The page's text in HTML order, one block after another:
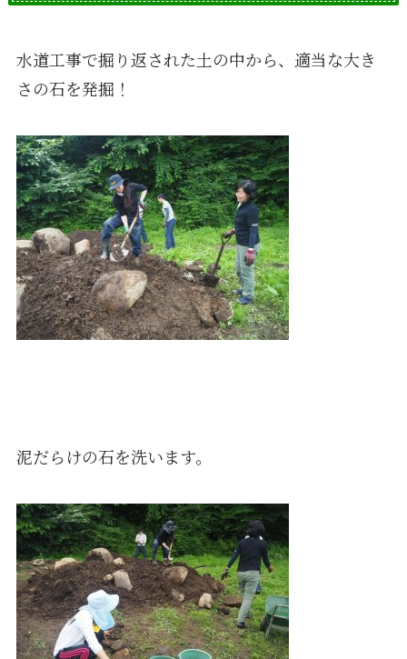
水道工事で掘り返された土の中から、適当な大き
さの石を発掘！
泥だらけの石を洗います。